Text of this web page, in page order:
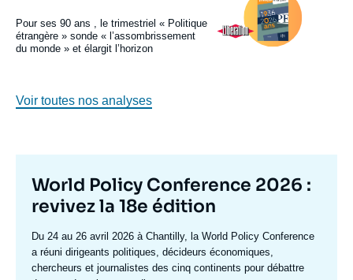
Logo
principale
médiatique
Pour ses 90 ans , le trimestriel « Politique
étrangère » sonde « l’assombrissement
du monde » et élargit l’horizon
Voir toutes nos analyses
Titre
mis
en
avant
World Policy Conference 2026 :
revivez la 18e édition
Texte
accroche
Du 24 au 26 avril 2026 à Chantilly, la World Policy Conference
a réuni dirigeants politiques, décideurs économiques,
chercheurs et journalistes des cinq continents pour débattre